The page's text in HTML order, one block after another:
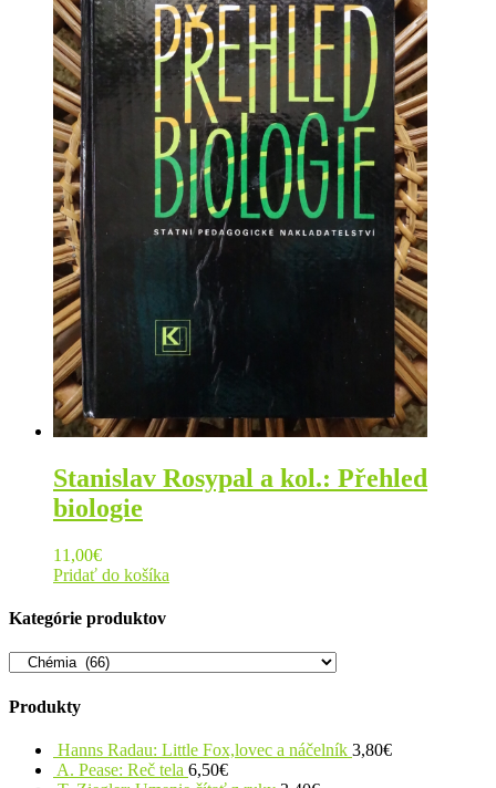
Stanislav Rosypal a kol.: Přehled
biologie
11,00€
Pridať do košíka
Kategórie produktov
Produkty
Hanns Radau: Little Fox,lovec a náčelník 3,80€
A. Pease: Reč tela 6,50€